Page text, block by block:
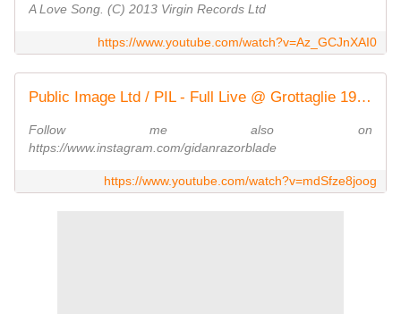
A Love Song. (C) 2013 Virgin Records Ltd
https://www.youtube.com/watch?v=Az_GCJnXAI0
Public Image Ltd / PIL - Full Live @ Grottaglie 19/7/2025)
Follow me also on
https://www.instagram.com/gidanrazorblade
https://www.youtube.com/watch?v=mdSfze8joog